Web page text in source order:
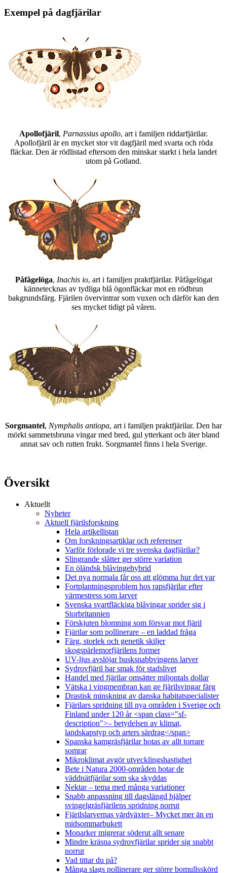
Exempel på dagfjärilar
Apollofjäril, Parnassius apollo, art i familjen riddarfjärilar.
Apollofjäril är en mycket stor vit dagfjäril med svarta och röda
fläckar. Den är rödlistad eftersom den minskar starkt i hela landet
utom på Gotland.
Påfågelöga, Inachis io, art i familjen praktfjärilar. Påfågelögat
kännetecknas av tydliga blå ögonfläckar mot en rödbrun
bakgrundsfärg. Fjärilen övervintrar som vuxen och därför kan den
ses mycket tidigt på våren.
Sorgmantel, Nymphalis antiopa, art i familjen praktfjärilar. Den har
mörkt sammetsbruna vingar med bred, gul ytterkant och äter bland
annat sav och rutten frukt. Sorgmantel finns i hela Sverige.
Översikt
Aktuellt
Nyheter
Aktuell fjärilsforskning
Hela artikellistan
Om forskningsartiklar och referenser
Varför förlorade vi tre svenska dagfjärilar?
Slingrande slåtter ger större variation
En öländsk blåvingehybrid
Det nya normala får oss att glömma hur det var
Fortplantningsproblem hos rapsfjärilar efter
värmestress som larver
Svenska svartfläckiga blåvingar sprider sig i
Storbritannien
Förskjuten blomning som försvar mot fjäril
Fjärilar som pollinerare – en laddad fråga
Färg, storlek och genetik skiljer
skogspärlemorfjärilens former
UV-ljus avslöjar busksnabbvingens larver
Sydrovfjäril har smak för stadslivet
Handel med fjärilar omsätter miljontals dollar
Vätska i vingmembran kan ge fjärilsvingar färg
Drastisk minskning av danska habitatspecialister
Fjärilars spridning till nya områden i Sverige och
Finland under 120 år <span class="sf-
description">– betydelsen av klimat,
landskapstyp och arters särdrag</span>
Spanska kamgräsfjärilar hotas av allt torrare
somrar
Mikroklimat avgör utvecklingshastighet
Bete i Natura 2000-områden hotar de
väddnätfjärilar som ska skyddas
Nektar – tema med många variationer
Snabb anpassning till dagslängd hjälper
svingelgräsfjärilens spridning norrut
Fjärilslarvernas värdväxter– Mycket mer än en
midsommarbukett
Monarker migrerar söderut allt senare
Mindre kräsna sydrovfjärilar sprider sig snabbt
norrut
Vad tittar du på?
Många slags pollinerare ger större bomullsskörd